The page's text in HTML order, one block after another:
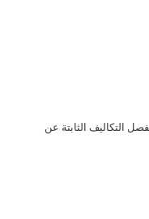
التكاليف الثابتة عن